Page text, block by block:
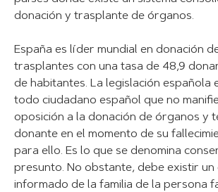
donación y trasplante de órganos.
España es líder mundial en donación
trasplantes con una tasa de 48,9
de habitantes. La legislación española
todo ciudadano español que no
oposición a la donación de órganos y
donante en el momento de su
para ello. Es lo que se denomina
presunto. No obstante, debe existir un
informado de la familia de la persona